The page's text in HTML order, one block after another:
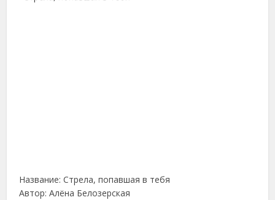
Название: Стрела, попавшая в тебя
Автор: Алёна Белозерская